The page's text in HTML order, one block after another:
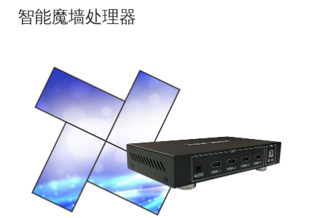
智能魔墙处理器